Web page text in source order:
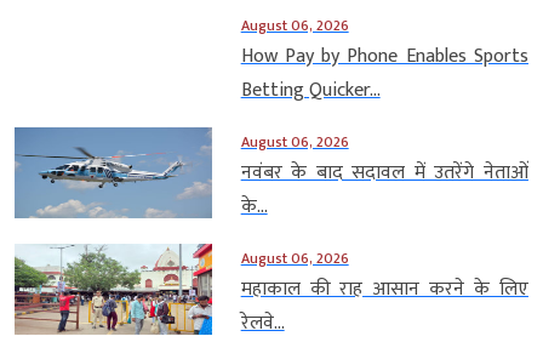
August 06, 2026
How Pay by Phone Enables Sports
Betting Quicker...
August 06, 2026
नवंबर के बाद सदावल में उतरेंगे नेताओं
के...
August 06, 2026
महाकाल की राह आसान करने के लिए
रेलवे...